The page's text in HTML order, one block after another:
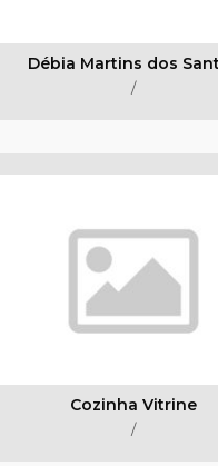
Débia Martins dos
/
Cozinha Vitrine
/